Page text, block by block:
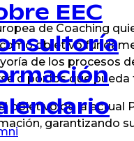
EEC
de Coaching
objetivo
de los procesos
o por los que pueda
objetivo de la actual
garantizando